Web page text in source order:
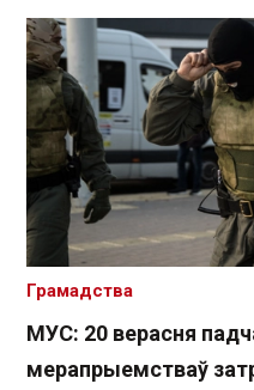
МУС: 20 верасня
мерапрыемстваў
Грамадства